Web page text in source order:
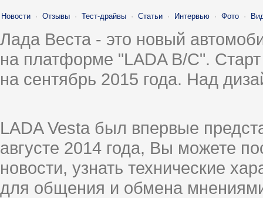
Новости · Отзывы · Тест-драйвы · Статьи · Интервью · Фото ·
Лада Веста - это новый
на платформе "LADA B/C".
на сентябрь 2015 года. Над
LADA Vesta был впервые
августе 2014 года, Вы можете
новости, узнать технические
для общения и обмена